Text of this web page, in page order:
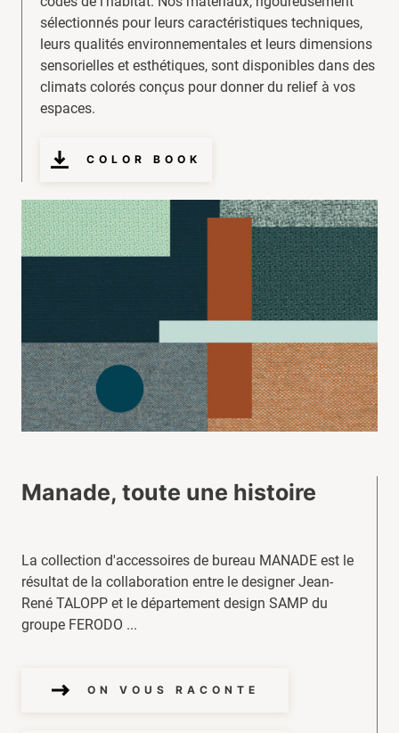
sélectionnés pour leurs caractéristiques techniques,
leurs qualités environnementales et leurs dimensions
sensorielles et esthétiques, sont disponibles dans des
climats colorés conçus pour donner du relief à vos
espaces.
COLOR BOOK
Manade, toute une histoire
La collection d'accessoires de bureau MANADE est le
résultat de la collaboration entre le designer Jean-
René TALOPP et le département design SAMP du
groupe FERODO ...
ON VOUS RACONTE